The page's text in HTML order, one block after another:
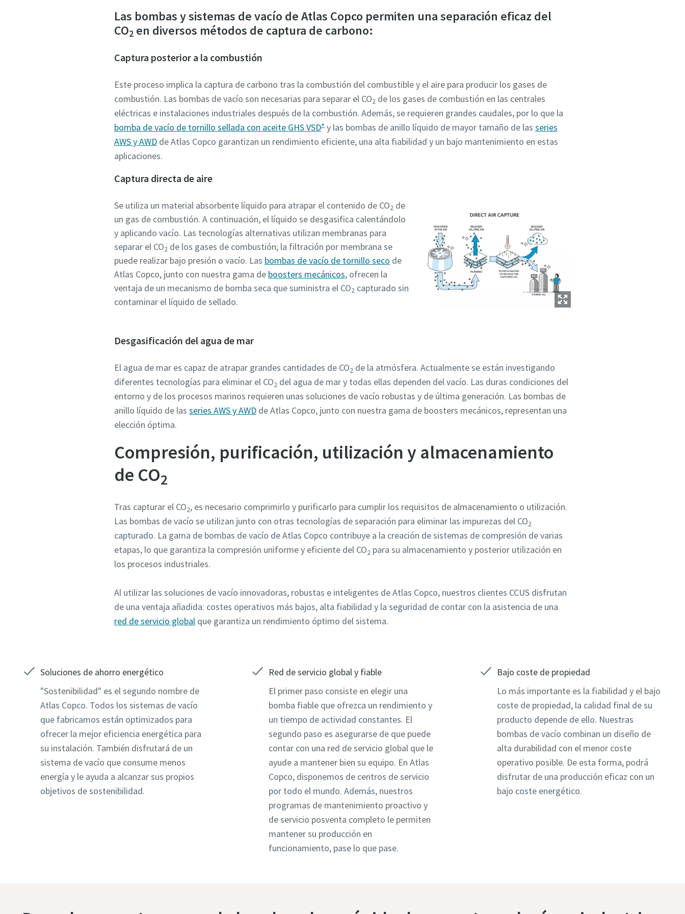
Las bombas y sistemas de vacío de Atlas Copco permiten una separación eficaz del
CO2 en diversos métodos de captura de carbono:
Captura posterior a la combustión
Este proceso implica la captura de carbono tras la combustión del combustible y el aire para producir los gases de
combustión. Las bombas de vacío son necesarias para separar el CO2 de los gases de combustión en las centrales
eléctricas e instalaciones industriales después de la combustión. Además, se requieren grandes caudales, por lo que la
bomba de vacío de tornillo sellada con aceite GHS VSD+ y las bombas de anillo líquido de mayor tamaño de las series
AWS y AWD de Atlas Copco garantizan un rendimiento eficiente, una alta fiabilidad y un bajo mantenimiento en estas
aplicaciones.
Captura directa de aire
Se utiliza un material absorbente líquido para atrapar el contenido de CO2 de
un gas de combustión. A continuación, el líquido se desgasifica calentándolo
y aplicando vacío. Las tecnologías alternativas utilizan membranas para
separar el CO2 de los gases de combustión; la filtración por membrana se
puede realizar bajo presión o vacío. Las bombas de vacío de tornillo seco de
Atlas Copco, junto con nuestra gama de boosters mecánicos, ofrecen la
ventaja de un mecanismo de bomba seca que suministra el CO2 capturado sin
contaminar el líquido de sellado.
Desgasificación del agua de mar
El agua de mar es capaz de atrapar grandes cantidades de CO2 de la atmósfera. Actualmente se están investigando
diferentes tecnologías para eliminar el CO2 del agua de mar y todas ellas dependen del vacío. Las duras condiciones del
entorno y de los procesos marinos requieren unas soluciones de vacío robustas y de última generación. Las bombas de
anillo líquido de las series AWS y AWD de Atlas Copco, junto con nuestra gama de boosters mecánicos, representan una
elección óptima.
Compresión, purificación, utilización y almacenamiento
de CO2
Tras capturar el CO2, es necesario comprimirlo y purificarlo para cumplir los requisitos de almacenamiento o utilización.
Las bombas de vacío se utilizan junto con otras tecnologías de separación para eliminar las impurezas del CO2
capturado. La gama de bombas de vacío de Atlas Copco contribuye a la creación de sistemas de compresión de varias
etapas, lo que garantiza la compresión uniforme y eficiente del CO2 para su almacenamiento y posterior utilización en
los procesos industriales.
Al utilizar las soluciones de vacío innovadoras, robustas e inteligentes de Atlas Copco, nuestros clientes CCUS disfrutan
de una ventaja añadida: costes operativos más bajos, alta fiabilidad y la seguridad de contar con la asistencia de una
red de servicio global que garantiza un rendimiento óptimo del sistema.
Soluciones de ahorro energético
"Sostenibilidad" es el segundo nombre de
Atlas Copco. Todos los sistemas de vacío
que fabricamos están optimizados para
ofrecer la mejor eficiencia energética para
su instalación. También disfrutará de un
sistema de vacío que consume menos
energía y le ayuda a alcanzar sus propios
objetivos de sostenibilidad.
Red de servicio global y fiable
El primer paso consiste en elegir una
bomba fiable que ofrezca un rendimiento y
un tiempo de actividad constantes. El
segundo paso es asegurarse de que puede
contar con una red de servicio global que le
ayude a mantener bien su equipo. En Atlas
Copco, disponemos de centros de servicio
por todo el mundo. Además, nuestros
programas de mantenimiento proactivo y
de servicio posventa completo le permiten
mantener su producción en
funcionamiento, pase lo que pase.
Bajo coste de propiedad
Lo más importante es la fiabilidad y el bajo
coste de propiedad, la calidad final de su
producto depende de ello. Nuestras
bombas de vacío combinan un diseño de
alta durabilidad con el menor coste
operativo posible. De esta forma, podrá
disfrutar de una producción eficaz con un
bajo coste energético.
Enviar
Verificación Anti-Robot
Captcha ⇗
Enviar
Verificación Anti-Robot
Captcha ⇗
Enviar
Verificación Anti-Robot
Captcha ⇗
Enviar
Verificación Anti-Robot
Captcha ⇗
Enviar
Verificación Anti-Robot
Captcha ⇗